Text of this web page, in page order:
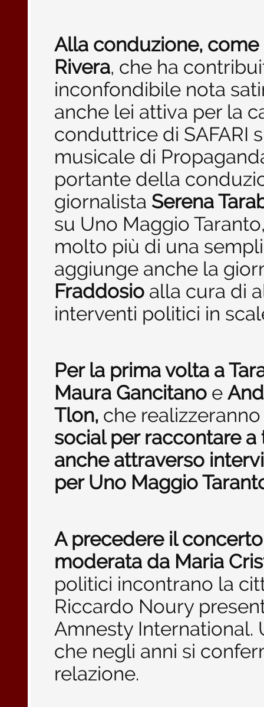
Alla conduzione,
Rivera, che ha
inconfondibile nota
anche lei attiva per la
conduttrice di SAFARI
musicale di
portante della
giornalista Serena
su Uno Maggio
molto più di una
aggiunge anche la
Fraddosio alla cura di
interventi politici in
Per la prima volta a
Maura Gancitano e
Tlon, che
social per raccontare
anche attraverso
per Uno Maggio
A precedere il
moderata da Maria
politici incontrano la
Riccardo Noury
Amnesty International.
che negli anni si
relazione.